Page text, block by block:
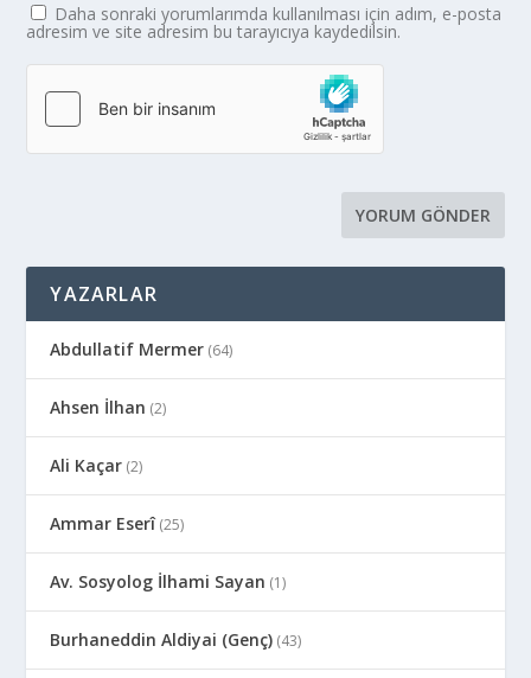
Daha sonraki yorumlarımda kullanılması için adım, e-posta
adresim ve site adresim bu tarayıcıya kaydedilsin.
YAZARLAR
Abdullatif Mermer (64)
Ahsen İlhan (2)
Ali Kaçar (2)
Ammar Eserî(25)
Av. Sosyolog İlhami Sayan (1)
Burhaneddin Aldiyai (Genç) (43)